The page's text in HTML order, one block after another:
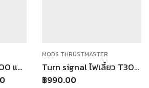
ตัวยืด แป้นเหยียบ t300 และแป้นเหยียบทรง AP-Racing
MODS THRUSTMASTER
Turn signal ไฟเลี้ยว T300 Thrustmaster ตรงรุ่น จอยพวงมาลัย
฿990.00